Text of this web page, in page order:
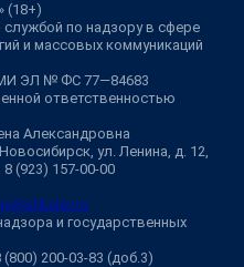
(18+)
по надзору в сфере
и массовых коммуникаций
ЭЛ № ФС 77—84683
ответственностью
Александровна
ул. Ленина, д. 12,
(923) 157-00-00
и государственных
(800) 200-03-83 (доб.3)